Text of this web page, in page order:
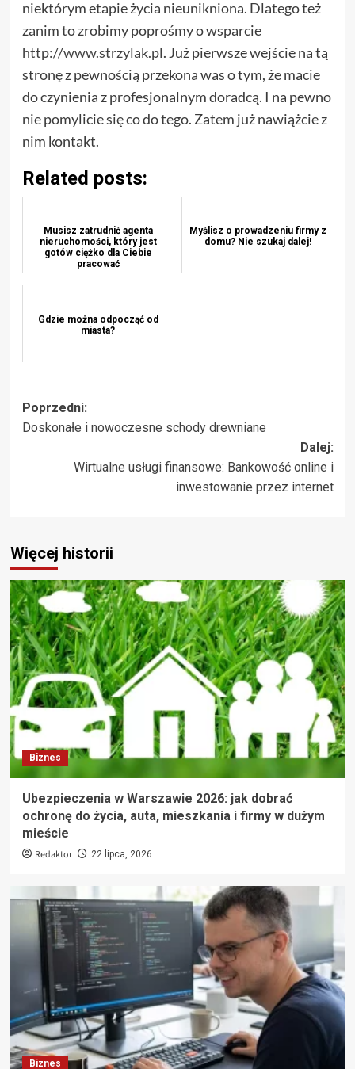
niektórym etapie życia nieunikniona. Dlatego też
zanim to zrobimy poprośmy o wsparcie
http://www.strzylak.pl. Już pierwsze wejście na tą
stronę z pewnością przekona was o tym, że macie
do czynienia z profesjonalnym doradcą. I na pewno
nie pomylicie się co do tego. Zatem już nawiążcie z
nim kontakt.
Related posts:
Musisz zatrudnić agenta
nieruchomości, który jest
gotów ciężko dla Ciebie
pracować
Myślisz o prowadzeniu firmy z
domu? Nie szukaj dalej!
Gdzie można odpocząć od
miasta?
Zobacz
wpisy
Poprzedni:
Doskonałe i nowoczesne schody drewniane
Dalej:
Wirtualne usługi finansowe: Bankowość online i
inwestowanie przez internet
Więcej historii
Biznes
Ubezpieczenia w Warszawie 2026: jak dobrać
ochronę do życia, auta, mieszkania i firmy w dużym
mieście
Redaktor 22 lipca, 2026
Biznes